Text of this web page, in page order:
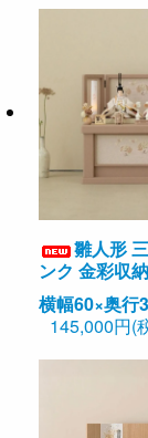
雛人形
ンク 金彩収
横幅60×奥行
145,000円(